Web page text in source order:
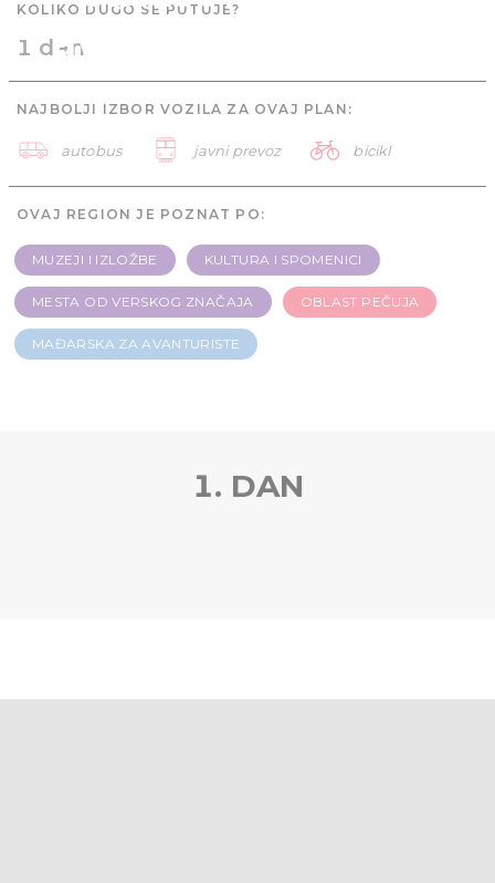
avanturiste - 1 dan
KOLIKO DUGO SE PUTUJE?
1 dan
NAJBOLJI IZBOR VOZILA ZA OVAJ PLAN:
autobus javni prevoz bicikl
OVAJ REGION JE POZNAT PO:
MUZEJI I IZLOŽBE KULTURA I SPOMENICI
MESTA OD VERSKOG ZNAČAJA OBLAST PEČUJA
MAĐARSKA ZA AVANTURISTE
1. DAN